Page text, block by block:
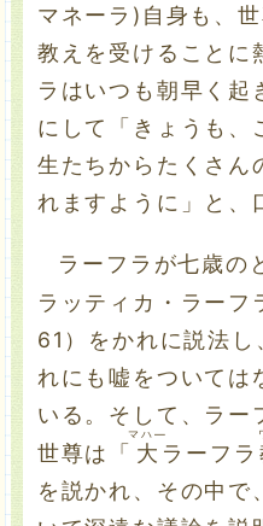
マネーラ)自身も、
教えを受けることに
ラはいつも朝早く起
にして「きょうも、
生たちからたくさん
れますように」と、
ラーフラが七歳の
ラッティカ・ラーフ
61）をかれに説法
れにも嘘をついては
いる。そして、ラー
世尊は「 大
マハ―
ラーフラ
を説かれ、その中で